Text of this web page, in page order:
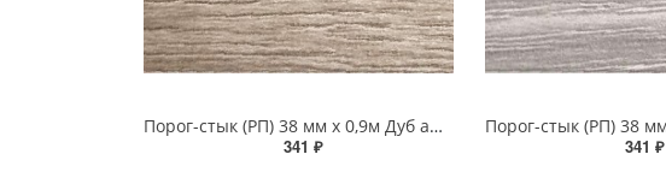
Порог-стык (РП) 38 мм х 0,9м Дуб аманд
341 ₽
341 ₽